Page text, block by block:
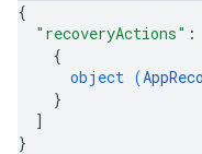
{
"recoveryActions" :
{
object (
}
]
}